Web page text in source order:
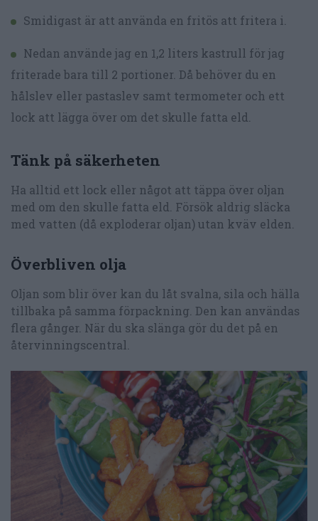
Smidigast är att använda en fritös att fritera i.
Nedan använde jag en 1,2 liters kastrull för jag
friterade bara till 2 portioner. Då behöver du en
hålslev eller pastaslev samt termometer och ett
lock att lägga över om det skulle fatta eld.
Tänk på säkerheten
Ha alltid ett lock eller något att täppa över oljan
med om den skulle fatta eld. Försök aldrig släcka
med vatten (då exploderar oljan) utan kväv elden.
Överbliven olja
Oljan som blir över kan du låt svalna, sila och hälla
tillbaka på samma förpackning. Den kan användas
flera gånger. När du ska slänga gör du det på en
återvinningscentral.